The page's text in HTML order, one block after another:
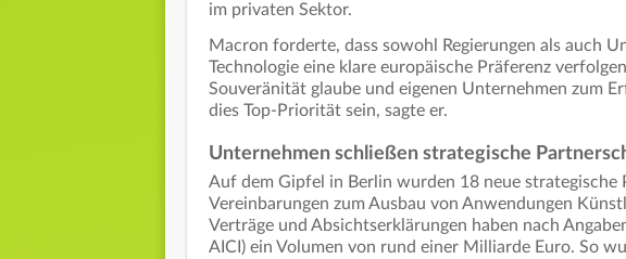
im privaten Sektor.
Macron forderte, dass sowohl Regierungen als auch
Technologie eine klare europäische Präferenz
Souveränität glaube und eigenen Unternehmen zum
dies Top-Priorität sein, sagte er.
Unternehmen schließen strategische
Auf dem Gipfel in Berlin wurden 18 neue strategische
Vereinbarungen zum Ausbau von Anwendungen
Verträge und Absichtserklärungen haben nach
AICI) ein Volumen von rund einer Milliarde Euro. So